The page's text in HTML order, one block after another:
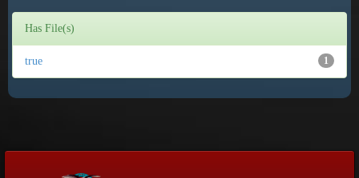
Has File(s)
1
true